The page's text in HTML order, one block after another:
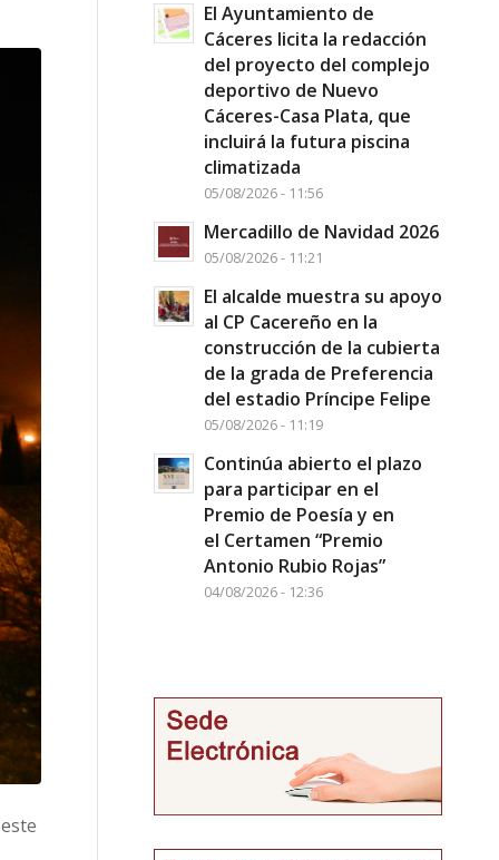
El Ayuntamiento de
Cáceres licita la redacción
del proyecto del complejo
deportivo de Nuevo
Cáceres-Casa Plata, que
incluirá la futura piscina
climatizada
05/08/2026 - 11:56
Mercadillo de Navidad 2026
05/08/2026 - 11:21
El alcalde muestra su apoyo
al CP Cacereño en la
construcción de la cubierta
de la grada de Preferencia
del estadio Príncipe Felipe
05/08/2026 - 11:19
Continúa abierto el plazo
para participar en el
Premio de Poesía y en
el Certamen “Premio
Antonio Rubio Rojas”
04/08/2026 - 12:36